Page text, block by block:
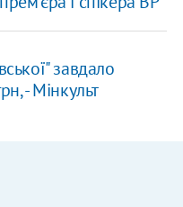
завдало
- Мінкульт